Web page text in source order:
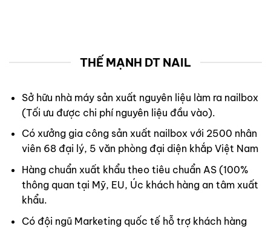
THẾ MẠNH DT NAIL
Sở hữu nhà máy sản xuất nguyên liệu làm ra nailbox
(Tối ưu được chi phí nguyên liệu đầu vào).
Có xưởng gia công sản xuất nailbox với 2500 nhân
viên 68 đại lý, 5 văn phòng đại diện khắp Việt Nam
Hàng chuẩn xuất khẩu theo tiêu chuẩn AS (100%
thông quan tại Mỹ, EU, Úc khách hàng an tâm xuất
khẩu.
Có đội ngũ Marketing quốc tế hỗ trợ khách hàng